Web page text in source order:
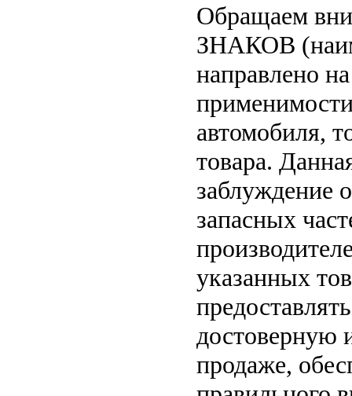
Обращаем
ЗНАКОВ
направлено
автомобиля,
товара.
заблуждение
запасных
указанных
достоверную
продаже,